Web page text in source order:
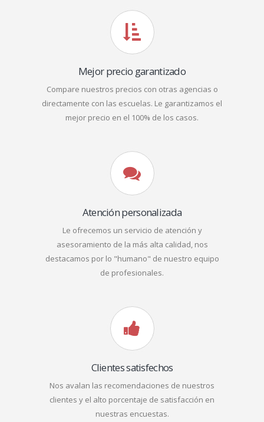
Mejor precio garantizado
Compare nuestros precios con otras agencias o
directamente con las escuelas. Le garantizamos el
mejor precio en el 100% de los casos.
Atención personalizada
Le ofrecemos un servicio de atención y
asesoramiento de la más alta calidad, nos
destacamos por lo "humano" de nuestro equipo
de profesionales.
Clientes satisfechos
Nos avalan las recomendaciones de nuestros
clientes y el alto porcentaje de satisfacción en
nuestras encuestas.